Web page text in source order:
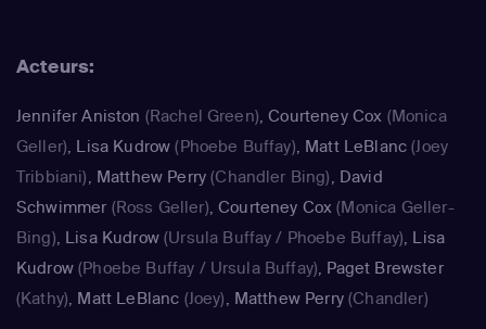
Acteurs:
Jennifer Aniston (Rachel Green) ,Courteney Cox (Monica
Geller) Lisa Kudrow (Phoebe Buffay) Matt LeBlanc (Joey
Tribbiani) Matthew Perry (Chandler Bing) David
Schwimmer (Ross Geller) ,Courteney Cox (Monica Geller-
Bing) Lisa Kudrow(Ursula Buffay / Phoebe Buffay) Lisa
Kudrow(Phoebe Buffay / Ursula Buffay) Paget Brewster
(Kathy) Matt LeBlanc (Joey) Matthew Perry(Chandler)